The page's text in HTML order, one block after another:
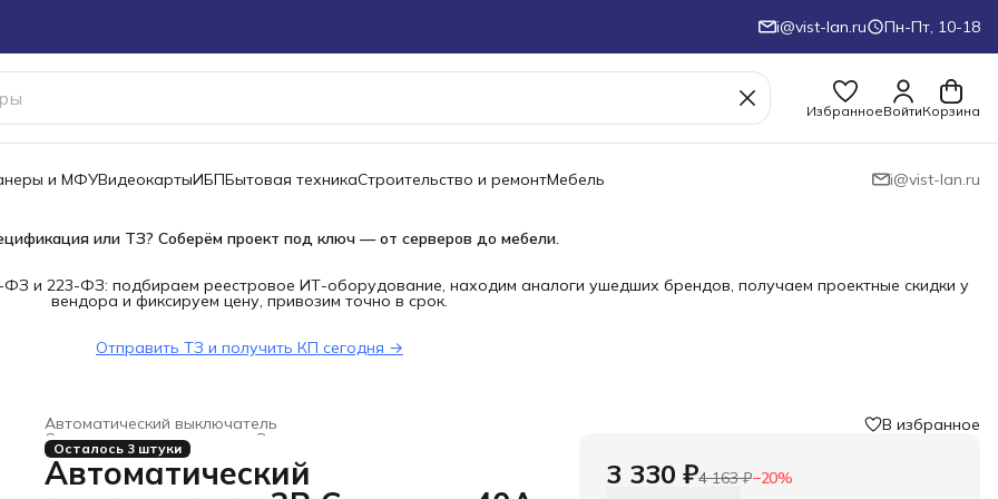
i@vist-lan.ru Пн-Пт, 10-18
ИзбранноеВойтиКорзина
и МФУВидеокартыИБПБытовая техникаСтроительство и ремонтМебель i@vist-lan.ru
или ТЗ? Соберём проект под ключ — от серверов до мебели.
и 223-ФЗ: подбираем реестровое ИТ-оборудование, находим аналоги ушедших брендов, получаем проектные скидки у
вендора и фиксируем цену, привозим точно в срок.
Отправить ТЗ и получить КП сегодня →
Автоматический выключатель
Электроустановочные изделия
Строительство и ремонт
Главная ›
Осталось 3 штуки
Автоматический
В избранное
3 330 ₽4 163 ₽−20%